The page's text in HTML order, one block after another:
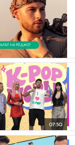
07:50